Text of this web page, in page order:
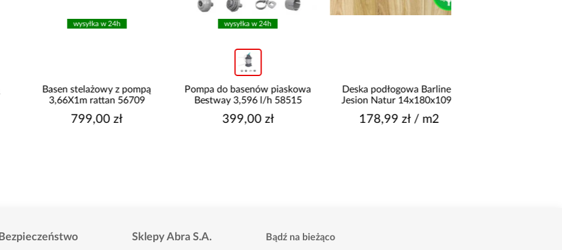
wysyłka w 24h
Basen stelażowy z pompą
3,66X1m rattan 56709
799,00 zł
wysyłka w 24h
Pompa do basenów piaskowa
Bestway 3,596 l/h 58515
399,00 zł
Deska podłogowa Barlinek
Jesion Natur 14x180x1092
178,99 zł / m2
Bezpieczeństwo Sklepy Abra S.A. Bądź na bieżąco